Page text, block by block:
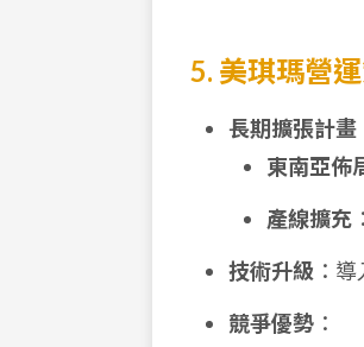
5. 美琪瑪營
長期擴張計畫
東南亞佈
產線擴充
技術升級 ：導
競爭優勢 ：